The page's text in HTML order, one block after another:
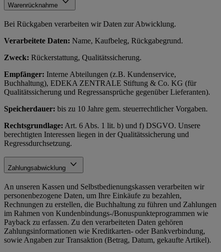
Warenrücknahme
Bei Rückgaben verarbeiten wir Daten zur Abwicklung.
Verarbeitete Daten: Name, Kaufbeleg, Rückgabegrund.
Zweck: Rückerstattung, Qualitätssicherung.
Empfänger: Interne Abteilungen (z.B. Kundenservice,
Buchhaltung), EDEKA ZENTRALE Stiftung & Co. KG (für
Qualitätssicherung und Regressansprüche gegenüber Lieferanten).
Speicherdauer: bis zu 10 Jahre gem. steuerrechtlicher Vorgaben.
Rechtsgrundlage: Art. 6 Abs. 1 lit. b) und f) DSGVO. Unsere
berechtigten Interessen liegen in der Qualitätssicherung und
Regressdurchsetzung.
Zahlungsabwicklung
An unseren Kassen und Selbstbedienungskassen verarbeiten wir
personenbezogene Daten, um Ihre Einkäufe zu bezahlen,
Rechnungen zu erstellen, die Buchhaltung zu führen und Zahlungen
im Rahmen von Kundenbindungs-/Bonuspunkteprogrammen wie
Payback zu erfassen. Zu den verarbeiteten Daten gehören
Zahlungsinformationen wie Kreditkarten- oder Bankverbindung,
sowie Angaben zur Transaktion (Betrag, Datum, gekaufte Artikel).